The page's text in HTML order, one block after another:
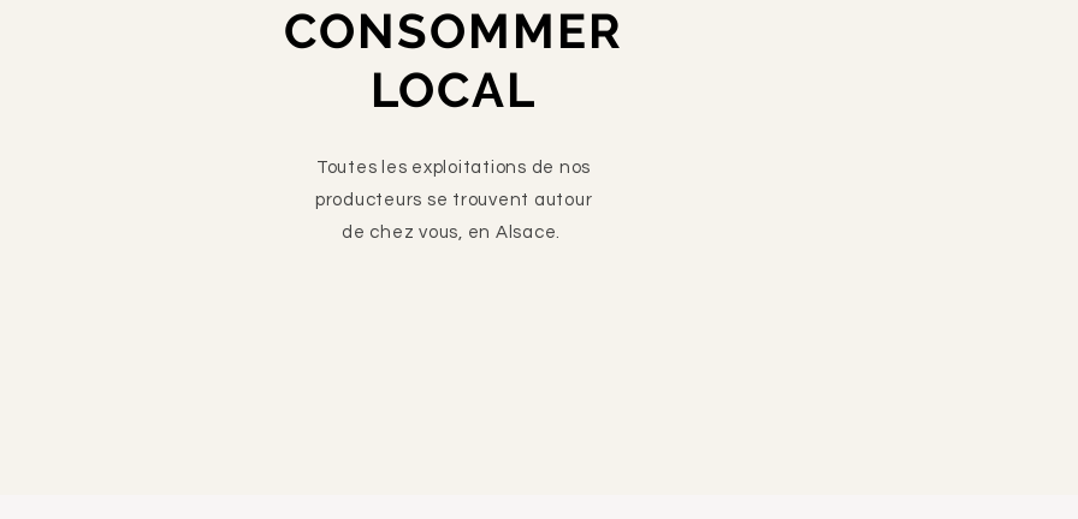
CONSOMMER
LOCAL
Toutes les exploitations de nos
producteurs se trouvent autour
de chez vous, en Alsace.